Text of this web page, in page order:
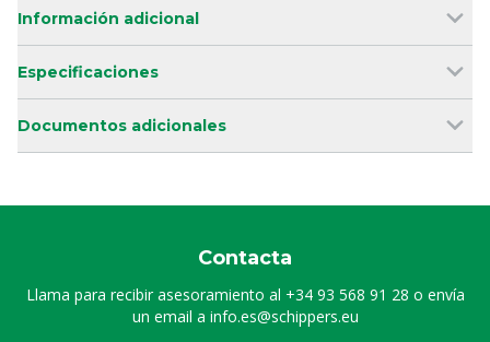
Información adicional
Especificaciones
Documentos adicionales
Contacta
Llama para recibir asesoramiento al +34 93 568 91 28 o envía
un email a info.es@schippers.eu